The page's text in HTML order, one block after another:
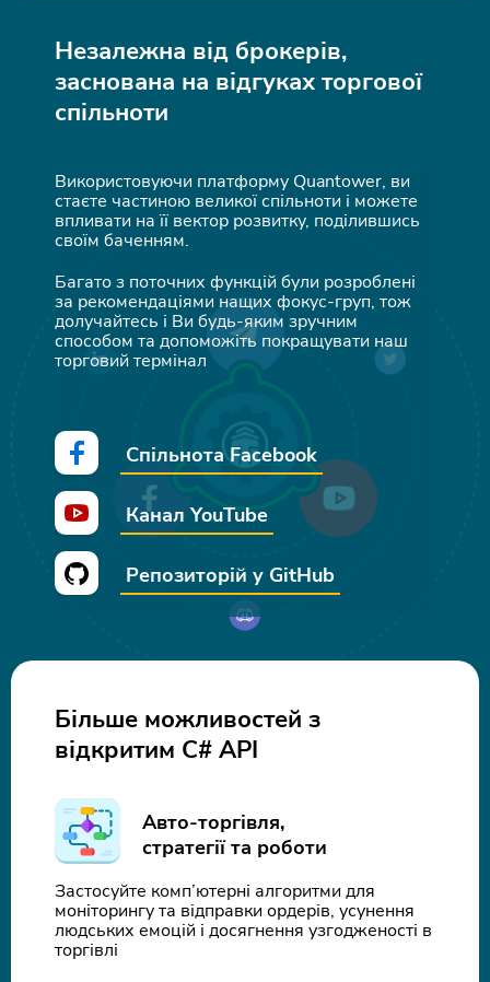
Незалежна від брокерів,
заснована на відгуках торгової
спільноти
Використовуючи платформу Quantower, ви
стаєте частиною великої спільноти і можете
впливати на її вектор розвитку, поділившись
своїм баченням.
Багато з поточних функцій були розроблені
за рекомендаціями нащих фокус-груп, тож
долучайтесь і Ви будь-яким зручним
способом та допоможіть покращувати наш
торговий термінал
Спільнота Facebook
Канал YouTube
Репозиторій у GitHub
Більше можливостей з
відкритим C# API
Авто-торгівля,
стратегії та роботи
Застосуйте комп’ютерні алгоритми для
моніторингу та відправки ордерів, усунення
людських емоцій і досягнення узгодженості в
торгівлі